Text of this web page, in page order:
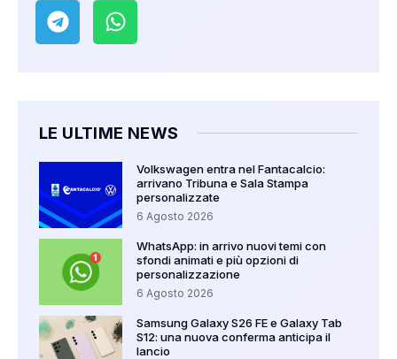
LE ULTIME NEWS
Volkswagen entra nel Fantacalcio:
arrivano Tribuna e Sala Stampa
personalizzate
6 Agosto 2026
WhatsApp: in arrivo nuovi temi con
sfondi animati e più opzioni di
personalizzazione
6 Agosto 2026
Samsung Galaxy S26 FE e Galaxy Tab
S12: una nuova conferma anticipa il
lancio